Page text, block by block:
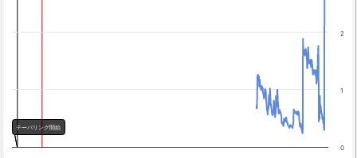
テーパリング開始
0
1
2